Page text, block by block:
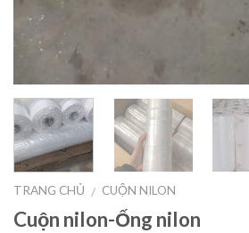
TRANG CHỦ / CUỘN NILON
Cuộn nilon-Ống nilon